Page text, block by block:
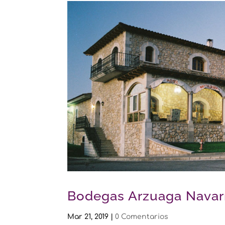
Bodegas Arzuaga
Mar 21, 2019 |0 Comentarios